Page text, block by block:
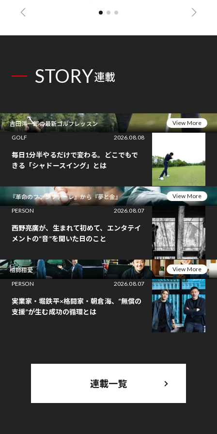
STORY連載
吉田洋一郎の最新ゴルフレッスン
View More
GOLF
2026.08.08
毎日1分半やるだけで変わる。どこでもで
きる「シャドースイング」とは
『革命のファンファーレ』から『夢と金』
View More
PERSON
2026.08.07
西野亮廣が、生まれて初めて、エンタテイ
メントの“音”を聞いた日のこと
相師相愛
View More
PERSON
2026.08.07
実業家・堀鉄平×格闘家・朝倉海、“無償の
支援”が生む成功の循環とは
連載一覧